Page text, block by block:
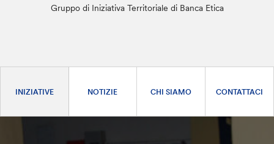
Gruppo di Iniziativa Territoriale di Banca Etica
INIZIATIVE NOTIZIE CHI SIAMO CONTATTACI